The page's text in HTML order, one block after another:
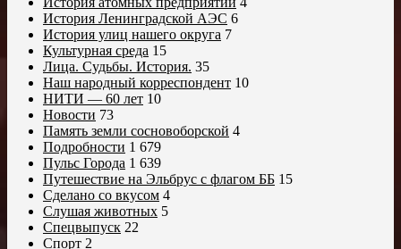
История Ленинградской АЭС 6
История улиц нашего округа 7
Культурная среда 15
Лица. Судьбы. История. 35
Наш народный корреспондент 10
НИТИ — 60 лет 10
Новости 73
Память земли сосновоборской 4
Подробности 1 679
Пульс Города 1 639
Путешествие на Эльбрус с флагом ББ 15
Сделано со вкусом 4
Слушая животных 5
Спецвыпуск 22
Спорт 2